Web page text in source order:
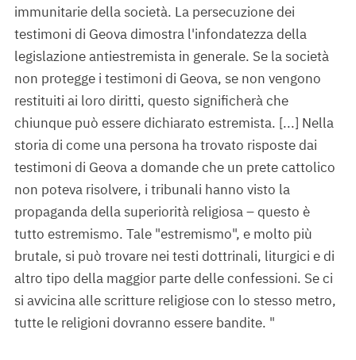
immunitarie della società. La persecuzione dei
testimoni di Geova dimostra l'infondatezza della
legislazione antiestremista in generale. Se la società
non protegge i testimoni di Geova, se non vengono
restituiti ai loro diritti, questo significherà che
chiunque può essere dichiarato estremista. [...] Nella
storia di come una persona ha trovato risposte dai
testimoni di Geova a domande che un prete cattolico
non poteva risolvere, i tribunali hanno visto la
propaganda della superiorità religiosa – questo è
tutto estremismo. Tale "estremismo", e molto più
brutale, si può trovare nei testi dottrinali, liturgici e di
altro tipo della maggior parte delle confessioni. Se ci
si avvicina alle scritture religiose con lo stesso metro,
tutte le religioni dovranno essere bandite. "